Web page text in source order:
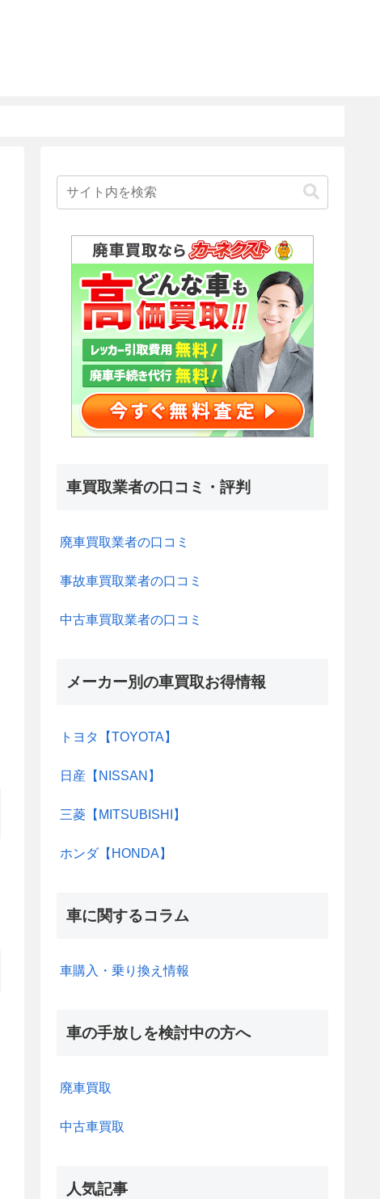
車買取業者の口コミ・評判
廃車買取業者の口コミ
事故車買取業者の口コミ
中古車買取業者の口コミ
メーカー別の車買取お得情報
トヨタ【TOYOTA】
日産【NISSAN】
三菱【MITSUBISHI】
ホンダ【HONDA】
車に関するコラム
車購入・乗り換え情報
車の手放しを検討中の方へ
廃車買取
中古車買取
人気記事